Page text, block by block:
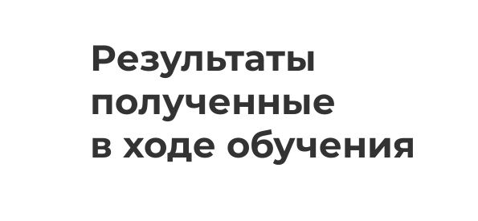
Результаты
полученные
в ходе обучения